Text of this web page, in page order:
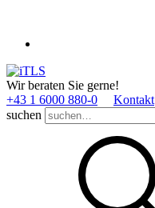
Wir beraten Sie gerne!
+43 1 6000 880­-0
Kontakt
suchen